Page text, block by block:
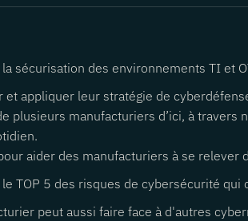
sécurisation des environnements TI et
appliquer leur stratégie de
plusieurs manufacturiers d’ici, à travers
aider des manufacturiers à se relever
TOP 5 des risques de cybersécurité qui
peut aussi faire face à d'autres